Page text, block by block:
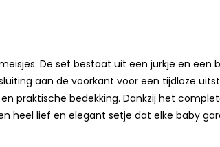
De set bestaat uit een jurkje en een
aan de voorkant voor een tijdloze
praktische bedekking. Dankzij het
heel lief en elegant setje dat elke baby